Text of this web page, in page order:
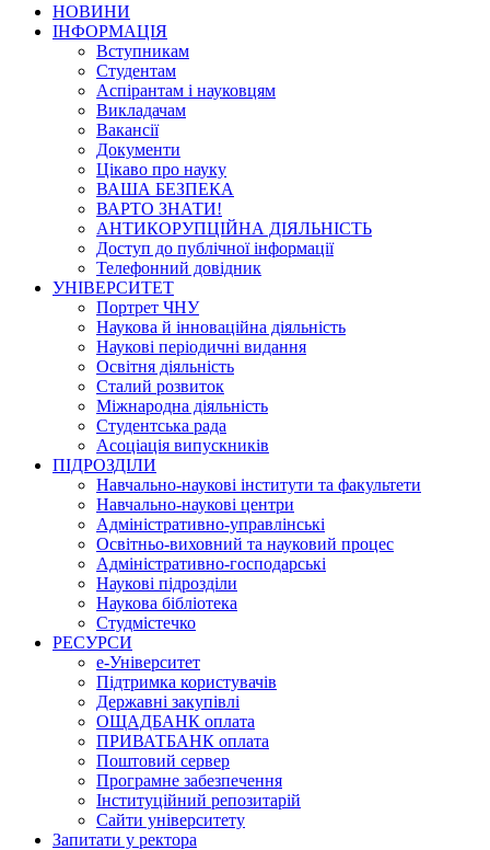
НОВИНИ
ІНФОРМАЦІЯ
Вступникам
Студентам
Аспірантам і науковцям
Викладачам
Вакансії
Документи
Цікаво про науку
ВАША БЕЗПЕКА
ВАРТО ЗНАТИ!
АНТИКОРУПЦІЙНА ДІЯЛЬНІСТЬ
Доступ до публічної інформації
Телефонний довідник
УНІВЕРСИТЕТ
Портрет ЧНУ
Наукова й інноваційна діяльність
Наукові періодичні видання
Освітня діяльність
Сталий розвиток
Міжнародна діяльність
Студентська рада
Асоціація випускників
ПІДРОЗДІЛИ
Навчально-наукові інститути та факультети
Навчально-наукові центри
Адміністративно-управлінські
Освітньо-виховний та науковий процес
Адміністративно-господарські
Наукові підрозділи
Наукова бібліотека
Студмістечко
РЕСУРСИ
е-Університет
Підтримка користувачів
Державні закупівлі
ОЩАДБАНК оплата
ПРИВАТБАНК оплата
Поштовий сервер
Програмне забезпечення
Інституційний репозитарій
Сайти університету
Запитати у ректора